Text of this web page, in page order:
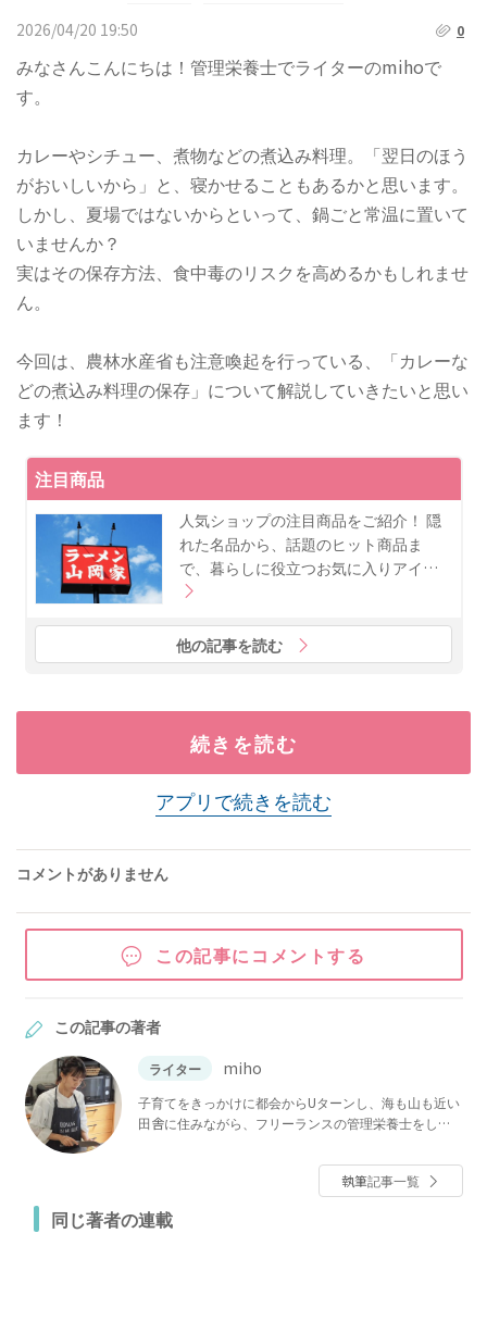
2026/04/20 19:50
0
みなさんこんにちは！管理栄養士でライターのmihoで
す。
カレーやシチュー、煮物などの煮込み料理。「翌日のほう
がおいしいから」と、寝かせることもあるかと思います。
しかし、夏場ではないからといって、鍋ごと常温に置いて
いませんか？
実はその保存方法、食中毒のリスクを高めるかもしれませ
ん。
今回は、農林水産省も注意喚起を行っている、「カレーな
どの煮込み料理の保存」について解説していきたいと思い
ます！
注目商品
人気ショップの注目商品をご紹介！ 隠
れた名品から、話題のヒット商品ま
で、暮らしに役立つお気に入りアイ…
他の記事を読む
続きを読む
アプリで続きを読む
コメントがありません
この記事にコメントする
この記事の著者
ライター miho
子育てをきっかけに都会からUターンし、海も山も近い
田舎に住みながら、フリーランスの管理栄養士をして
約レシピなどを楽しくわかりやすく伝えていければと
執筆記事一覧
同じ著者の連載